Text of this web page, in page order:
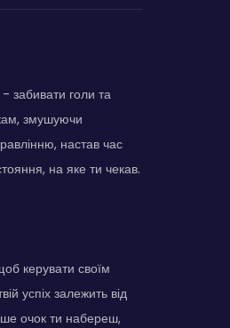
забивати голи та
змушуючи
настав час
на яке ти чекав.
керувати своїм
успіх залежить від
очок ти набереш,